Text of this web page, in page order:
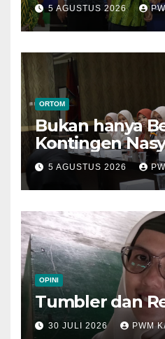
Semarang
5 AGUSTUS 2026
ORTOM
Bukan hanya
Kontingen
Kalbar
di Muktamar
5 AGUSTUS 2026
OPINI
Tumbler dan
30 JULI 2026 PWM